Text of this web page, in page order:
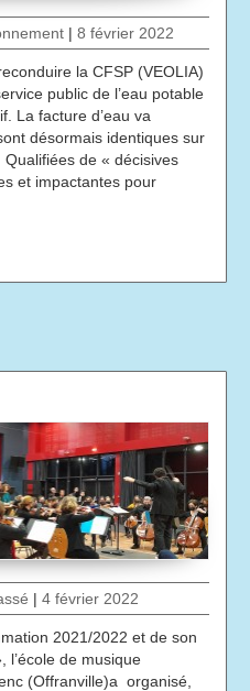
| 8 février 2022
la CFSP (VEOLIA)
public de l’eau potable
La facture d’eau va
désormais identiques sur
de « décisives
et impactantes pour
| 4 février 2022
2021/2022 et de son
l’école de musique
(Offranville)a organisé,